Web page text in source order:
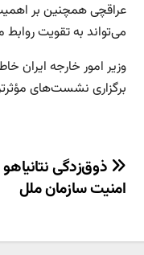
عراقچی همچنین بر
می‌تواند به تقویت
وزیر امور خارجه ایران
برگزاری نشست‌های
راهبری
نوشته
ذوق‌زدگی
امنیت سازمان ملل